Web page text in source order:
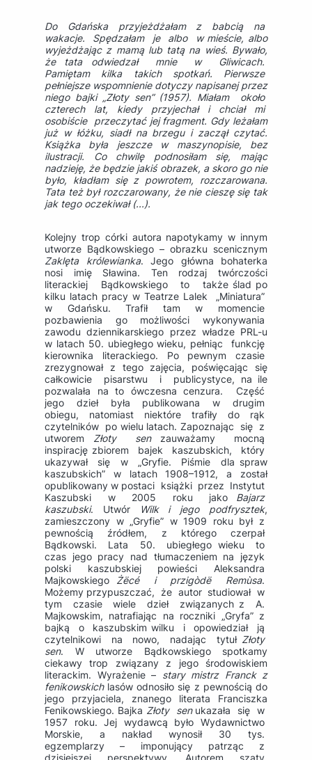
Do Gdańska przyjeżdżałam z babcią na
wakacje. Spędzałam je albo w mieście, albo
wyjeżdżając z mamą lub tatą na wieś. Bywało,
że tata odwiedzał mnie w Gliwicach.
Pamiętam kilka takich spotkań. Pierwsze
pełniejsze wspomnienie dotyczy napisanej przez
niego bajki „Złoty sen” (1957). Miałam około
czterech lat, kiedy przyjechał i chciał mi
osobiście przeczytać jej fragment. Gdy leżałam
już w łóżku, siadł na brzegu i zaczął czytać.
Książka była jeszcze w maszynopisie, bez
ilustracji. Co chwilę podnosiłam się, mając
nadzieję, że będzie jakiś obrazek, a skoro go nie
było, kładłam się z powrotem, rozczarowana.
Tata też był rozczarowany, że nie cieszę się tak
jak tego oczekiwał (...).
Kolejny trop córki autora napotykamy w innym
utworze Bądkowskiego – obrazku scenicznym
Zaklęta królewianka. Jego główna bohaterka
nosi imię Sławina. Ten rodzaj twórczości
literackiej Bądkowskiego to także ślad po
kilku latach pracy w Teatrze Lalek „Miniatura”
w Gdańsku. Trafił tam w momencie
pozbawienia go możliwości wykonywania
zawodu dziennikarskiego przez władze PRL-u
w latach 50. ubiegłego wieku, pełniąc funkcję
kierownika literackiego. Po pewnym czasie
zrezygnował z tego zajęcia, poświęcając się
całkowicie pisarstwu i publicystyce, na ile
pozwalała na to ówczesna cenzura. Część
jego dzieł była publikowana w drugim
obiegu, natomiast niektóre trafiły do rąk
czytelników po wielu latach. Zapoznając się z
utworem Złoty senzauważamy mocną
inspirację zbiorem bajek kaszubskich, który
ukazywał się w „Gryfie. Piśmie dla spraw
kaszubskich” w latach 1908–1912, a został
opublikowany w postaci książki przez Instytut
Kaszubski w 2005 roku jako Bajarz
kaszubski. Utwór Wilk i jego podfrysztek,
zamieszczony w „Gryfie” w 1909 roku był z
pewnością źródłem, z którego czerpał
Bądkowski. Lata 50. ubiegłego wieku to
czas jego pracy nad tłumaczeniem na język
polski kaszubskiej powieści Aleksandra
Majkowskiego Żëcé i przigòdë Remùsa.
Możemy przypuszczać, że autor studiował w
tym czasie wiele dzieł związanych z A.
Majkowskim, natrafiając na roczniki „Gryfa” z
bajką o kaszubskim wilku i opowiedział ją
czytelnikowi na nowo, nadając tytuł Złoty
sen. W utworze Bądkowskiego spotkamy
ciekawy trop związany z jego środowiskiem
literackim. Wyrażenie – stary mistrz Franck z
fenikowskichlasów odnosiło się z pewnością do
jego przyjaciela, znanego literata Franciszka
Fenikowskiego. Bajka Złoty senukazała się w
1957 roku. Jej wydawcą było Wydawnictwo
Morskie, a nakład wynosił 30 tys.
egzemplarzy – imponujący patrząc z